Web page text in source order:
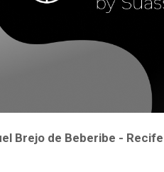
Brejo de Beberibe -